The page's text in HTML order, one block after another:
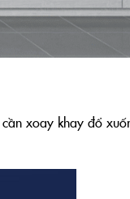
xoay khay đổ